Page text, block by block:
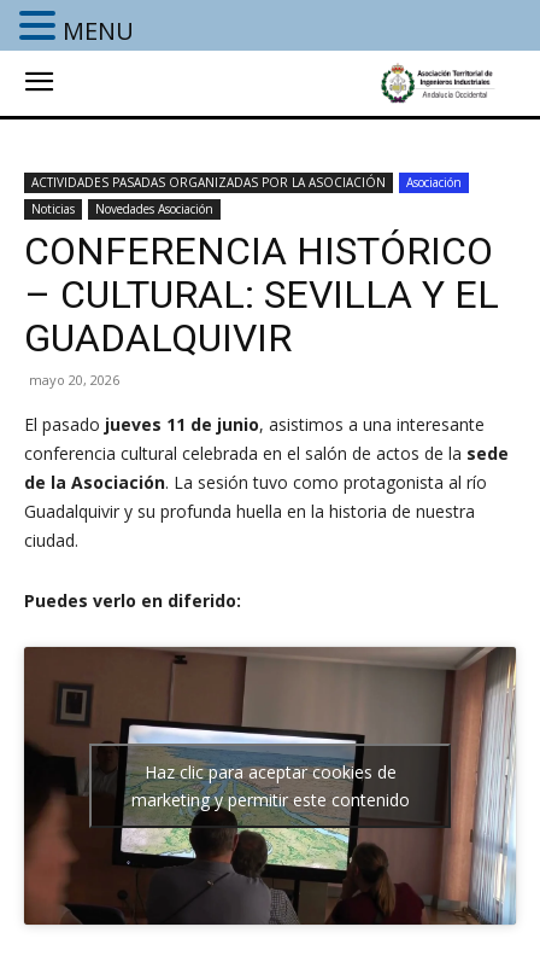
ACTIVIDADES PASADAS ORGANIZADAS POR LA ASOCIACIÓN
Asociación
Noticias
Novedades Asociación
CONFERENCIA HISTÓRICO
– CULTURAL: SEVILLA Y EL
GUADALQUIVIR
mayo 20, 2026
El pasado jueves 11 de junio, asistimos a una interesante
conferencia cultural celebrada en el salón de actos de la sede
de la Asociación. La sesión tuvo como protagonista al río
Guadalquivir y su profunda huella en la historia de nuestra
ciudad.
Puedes verlo en diferido:
Haz clic para aceptar cookies de
marketing y permitir este contenido
MENU